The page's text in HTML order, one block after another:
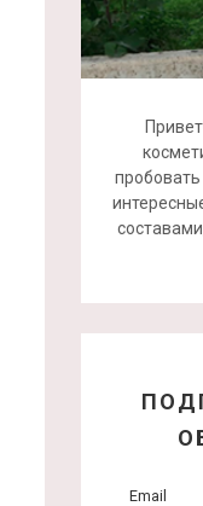
Email